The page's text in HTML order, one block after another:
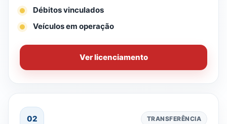
Débitos vinculados
Veículos em operação
Ver licenciamento
02 TRANSFERÊNCIA